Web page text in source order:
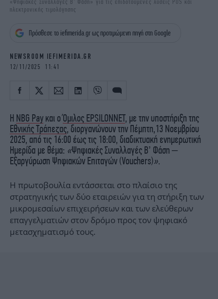
iBOOKS
ΖΩΔΙΑ
MEDIA
ELAMEFORA
NEWSLETTER
«Ψηφιακές Συναλλαγές Β’ Φάση» για τις επιδοτούμενες λύσεις POS και
ηλεκτρονικής τιμολόγησης
Πρόσθεσε το iefimerida.gr ως προτιμώμενη πηγή στη Google
NEWSROOM IEFIMERIDA.GR
12/11/2025 11:41
Η NBG Pay και οΌμιλος EPSILONNET, με την υποστήριξη της
Εθνικής Τράπεζας, διοργανώνουν την Πέμπτη,13 Νοεμβρίου
2025, από τις 16:00 έως τις 18:00, διαδικτυακή ενημερωτική
Ημερίδα με θέμα: «Ψηφιακές Συναλλαγές Β’ Φάση –
Εξαργύρωση Ψηφιακών Επιταγών (Vouchers)».
Η πρωτοβουλία εντάσσεται στο πλαίσιο της
στρατηγικής των δύο εταιρειών για τη στήριξη των
μικρομεσαίων επιχειρήσεων και των ελεύθερων
επαγγελματιών στον δρόμο προς τον ψηφιακό
μετασχηματισμό τους.